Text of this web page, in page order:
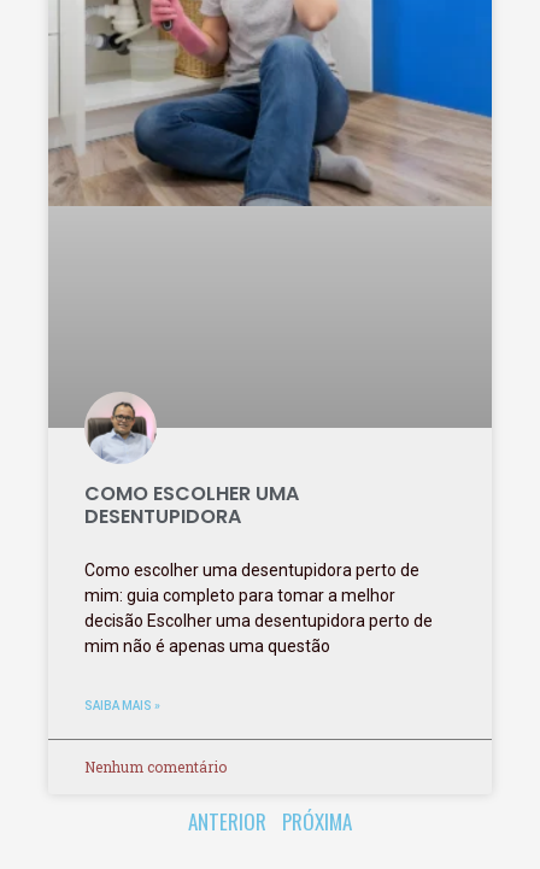
COMO ESCOLHER UMA
DESENTUPIDORA
Como escolher uma desentupidora perto de
mim: guia completo para tomar a melhor
decisão Escolher uma desentupidora perto de
mim não é apenas uma questão
SAIBA MAIS »
Nenhum comentário
ANTERIOR PRÓXIMA